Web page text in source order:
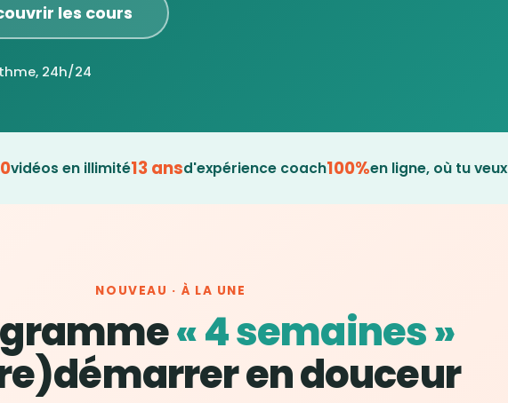
les cours
24h/24
vidéos en illimité13 ansd'expérience coach100%en ligne, où tu veux
NOUVEAU · À LA UNE
« 4 semaines »
en douceur